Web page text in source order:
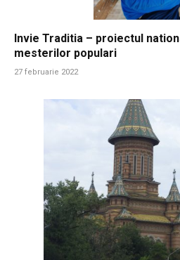
Invie Traditia – proiectul
mesterilor populari
27 februarie 2022